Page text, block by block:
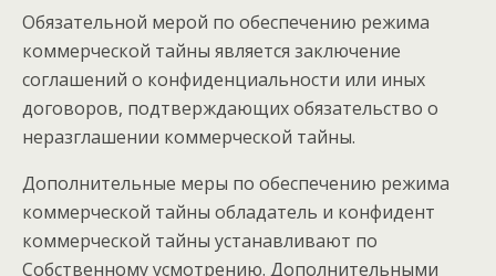
Обязательной мерой по обеспечению режима
коммерческой тайны является заключение
соглашений о конфиденциальности или иных
договоров, подтверждающих обязательство о
неразглашении коммерческой тайны.
Дополнительные меры по обеспечению режима
коммерческой тайны обладатель и конфидент
коммерческой тайны устанавливают по
Собственному усмотрению. Дополнительными